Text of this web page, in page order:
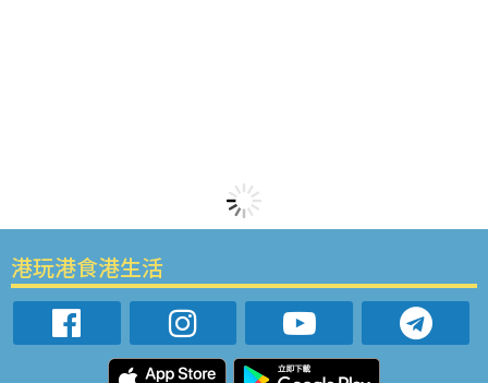
港玩港食港生活